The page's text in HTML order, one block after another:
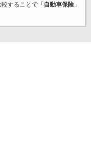
することで「 自動車保険」